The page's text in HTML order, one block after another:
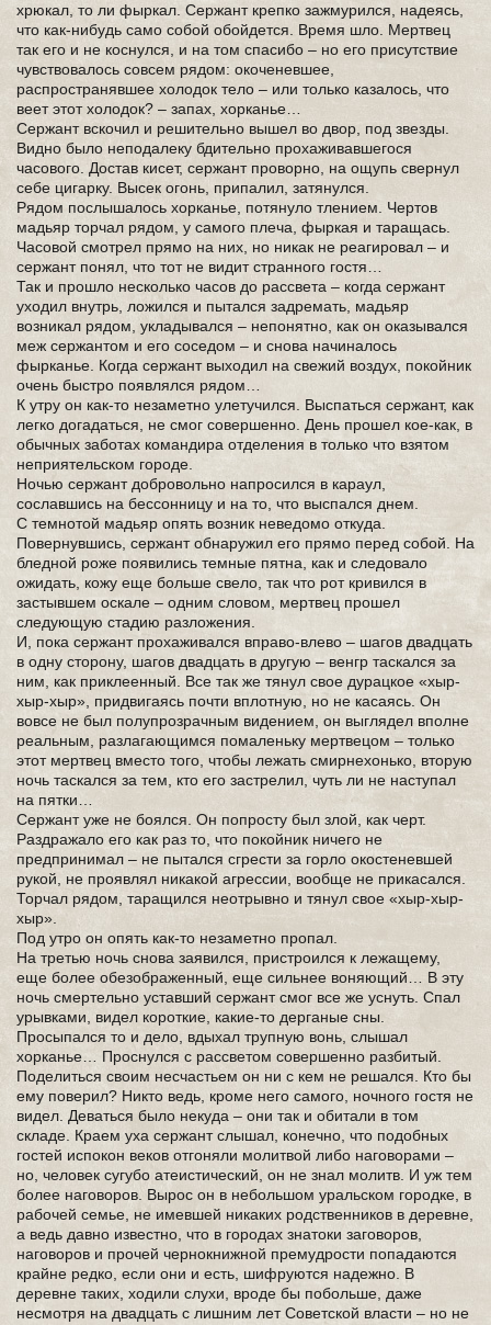
хрюкал, то ли фыркал. Сержант крепко зажмурился, надеясь,
что как-нибудь само собой обойдется. Время шло. Мертвец
так его и не коснулся, и на том спасибо – но его присутствие
чувствовалось совсем рядом: окоченевшее,
распространявшее холодок тело – или только казалось, что
веет этот холодок? – запах, хорканье…
Сержант вскочил и решительно вышел во двор, под звезды.
Видно было неподалеку бдительно прохаживавшегося
часового. Достав кисет, сержант проворно, на ощупь свернул
себе цигарку. Высек огонь, припалил, затянулся.
Рядом послышалось хорканье, потянуло тлением. Чертов
мадьяр торчал рядом, у самого плеча, фыркая и таращась.
Часовой смотрел прямо на них, но никак не реагировал – и
сержант понял, что тот не видит странного гостя…
Так и прошло несколько часов до рассвета – когда сержант
уходил внутрь, ложился и пытался задремать, мадьяр
возникал рядом, укладывался – непонятно, как он оказывался
меж сержантом и его соседом – и снова начиналось
фырканье. Когда сержант выходил на свежий воздух, покойник
очень быстро появлялся рядом…
К утру он как-то незаметно улетучился. Выспаться сержант, как
легко догадаться, не смог совершенно. День прошел кое-как, в
обычных заботах командира отделения в только что взятом
неприятельском городе.
Ночью сержант добровольно напросился в караул,
сославшись на бессонницу и на то, что выспался днем.
С темнотой мадьяр опять возник неведомо откуда.
Повернувшись, сержант обнаружил его прямо перед собой. На
бледной роже появились темные пятна, как и следовало
ожидать, кожу еще больше свело, так что рот кривился в
застывшем оскале – одним словом, мертвец прошел
следующую стадию разложения.
И, пока сержант прохаживался вправо-влево – шагов двадцать
в одну сторону, шагов двадцать в другую – венгр таскался за
ним, как приклеенный. Все так же тянул свое дурацкое «хыр-
хыр-хыр», придвигаясь почти вплотную, но не касаясь. Он
вовсе не был полупрозрачным видением, он выглядел вполне
реальным, разлагающимся помаленьку мертвецом – только
этот мертвец вместо того, чтобы лежать смирнехонько, вторую
ночь таскался за тем, кто его застрелил, чуть ли не наступал
на пятки…
Сержант уже не боялся. Он попросту был злой, как черт.
Раздражало его как раз то, что покойник ничего не
предпринимал – не пытался сгрести за горло окостеневшей
рукой, не проявлял никакой агрессии, вообще не прикасался.
Торчал рядом, таращился неотрывно и тянул свое «хыр-хыр-
хыр».
Под утро он опять как-то незаметно пропал.
На третью ночь снова заявился, пристроился к лежащему,
еще более обезображенный, еще сильнее воняющий… В эту
ночь смертельно уставший сержант смог все же уснуть. Спал
урывками, видел короткие, какие-то дерганые сны.
Просыпался то и дело, вдыхал трупную вонь, слышал
хорканье… Проснулся с рассветом совершенно разбитый.
Поделиться своим несчастьем он ни с кем не решался. Кто бы
ему поверил? Никто ведь, кроме него самого, ночного гостя не
видел. Деваться было некуда – они так и обитали в том
складе. Краем уха сержант слышал, конечно, что подобных
гостей испокон веков отгоняли молитвой либо наговорами –
но, человек сугубо атеистический, он не знал молитв. И уж тем
более наговоров. Вырос он в небольшом уральском городке, в
рабочей семье, не имевшей никаких родственников в деревне,
а ведь давно известно, что в городах знатоки заговоров,
наговоров и прочей чернокнижной премудрости попадаются
крайне редко, если они и есть, шифруются надежно. В
деревне таких, ходили слухи, вроде бы побольше, даже
несмотря на двадцать с лишним лет Советской власти – но не